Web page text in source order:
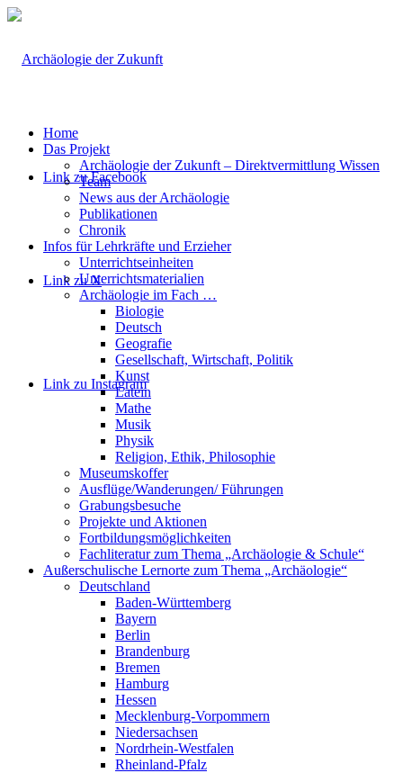
Link zu Facebook
Link zu X
Link zu Instagram
Home
Das Projekt
Archäologie der Zukunft – Direktvermittlung Wissen
Team
News aus der Archäologie
Publikationen
Chronik
Infos für Lehrkräfte und Erzieher
Unterrichtseinheiten
Unterrichtsmaterialien
Archäologie im Fach …
Biologie
Deutsch
Geografie
Gesellschaft, Wirtschaft, Politik
Kunst
Latein
Mathe
Musik
Physik
Religion, Ethik, Philosophie
Museumskoffer
Ausflüge/Wanderungen/ Führungen
Grabungsbesuche
Projekte und Aktionen
Fortbildungsmöglichkeiten
Fachliteratur zum Thema „Archäologie & Schule“
Außerschulische Lernorte zum Thema „Archäologie“
Deutschland
Baden-Württemberg
Bayern
Berlin
Brandenburg
Bremen
Hamburg
Hessen
Mecklenburg-Vorpommern
Niedersachsen
Nordrhein-Westfalen
Rheinland-Pfalz